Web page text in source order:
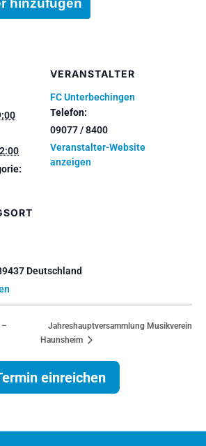
Deutschland
VERANSTALTER
FC Unterbechingen
Telefon:
09077 / 8400
Veranstalter-Website
anzeigen
–
Jahreshauptversammlung Musikverein
Haunsheim
einreichen